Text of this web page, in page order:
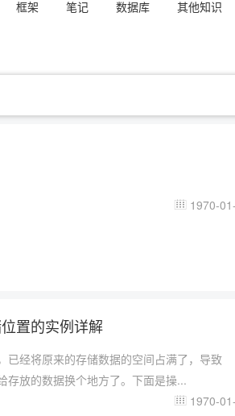
框架 笔记 数据库
其他知识
 1970-
置的实例详解
已经将原来的存储数据的空间占满了，导致
存放的数据换个地方了。下面是操...
 1970-